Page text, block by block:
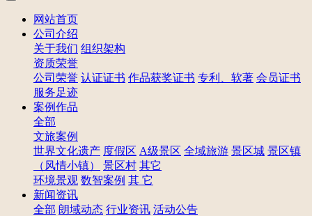
网站首页
公司介绍
关于我们 组织架构
资质荣誉
公司荣誉 认证证书 作品获奖证书 专利、软著 会员证书
服务足迹
案例作品
全部
文旅案例
世界文化遗产 度假区 A级景区 全域旅游 景区城 景区镇
（风情小镇）
景区村 其它
环境景观 数智案例 其 它
新闻资讯
全部 朗域动态 行业资讯 活动公告